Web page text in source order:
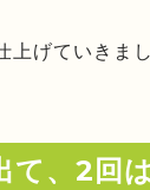
げていきまし
て、2回